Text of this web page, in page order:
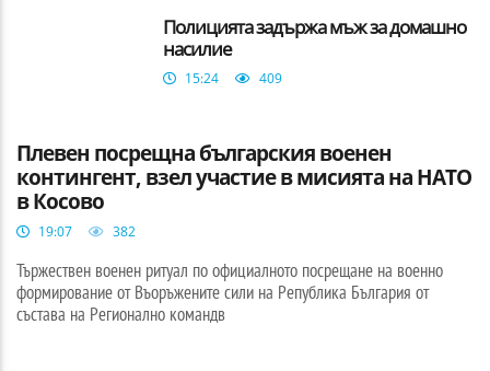
Полицията задържа мъж за домашно
насилие
15:24 409
Плевен посрещна българския военен
контингент, взел участие в мисията на НАТО
в Косово
19:07 382
Тържествен военен ритуал по официалното посрещане на военно
формирование от Въоръжените сили на Република България от
състава на Регионално командв